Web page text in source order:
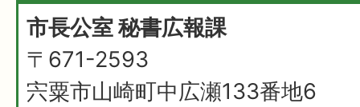
市長公室 秘書広報課
〒671-2593
宍粟市山崎町中広瀬133番地6